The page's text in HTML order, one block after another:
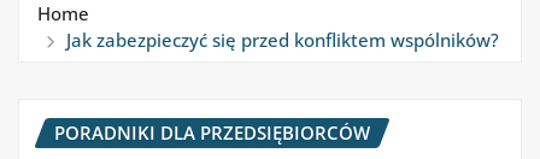
Home
Jak zabezpieczyć się przed konfliktem wspólników?
PORADNIKI DLA PRZEDSIĘBIORCÓW